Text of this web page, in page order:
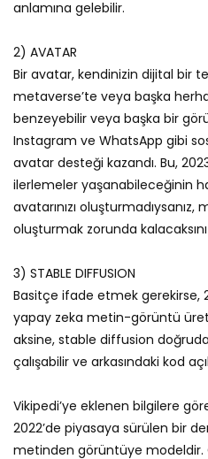
anlamına gelebilir.
2) AVATAR
Bir avatar, kendinizin dijital bir
metaverse’te veya başka
benzeyebilir veya başka bir
Instagram ve WhatsApp gibi
avatar desteği kazandı. Bu,
ilerlemeler yaşanabileceğinin
avatarınızı
oluşturmak zorunda
3) STABLE DIFFUSION
Basitçe ifade etmek gerekirse,
yapay zeka metin-görüntü
aksine, stable diffusion
çalışabilir ve arkasındaki kod
Vikipedi’ye eklenen bilgilere
2022’de piyasaya sürülen bir
metinden görüntüye modeldir.